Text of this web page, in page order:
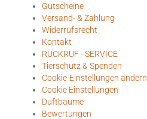
Gutscheine
Versand- & Zahlung
Widerrufsrecht
Kontakt
RÜCKRUF - SERVICE
Tierschutz & Spenden
Cookie-Einstellungen ändern
Cookie Einstellungen
Duftbäume
Bewertungen